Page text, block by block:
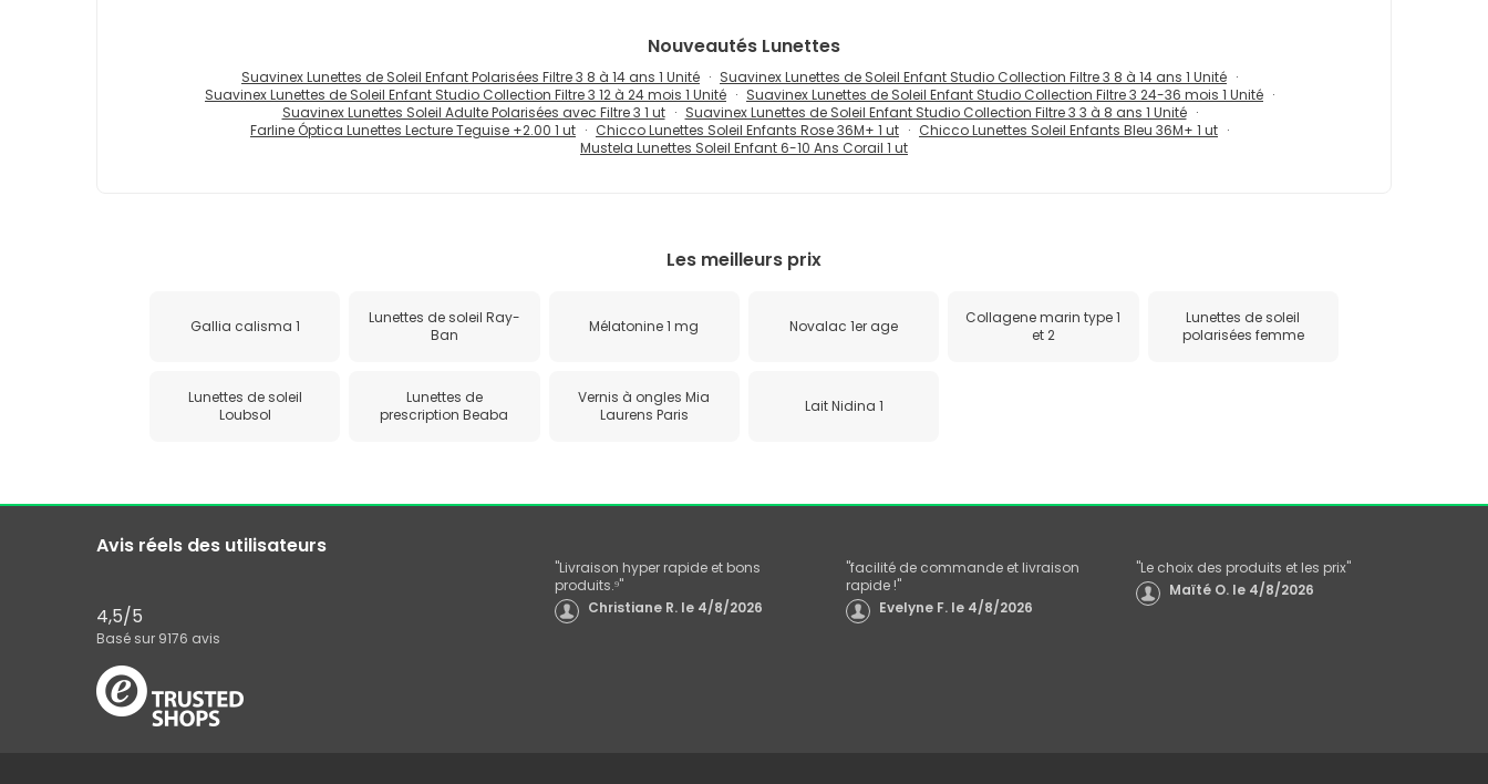
Nouveautés Lunettes
Suavinex Lunettes de Soleil Enfant Polarisées Filtre 3 8 à 14 ans 1 Unité
Suavinex Lunettes de Soleil Enfant Studio Collection Filtre 3 8 à 14 ans 1 Unité
Suavinex Lunettes de Soleil Enfant Studio Collection Filtre 3 12 à 24 mois 1 Unité
Suavinex Lunettes de Soleil Enfant Studio Collection Filtre 3 24-36 mois 1 Unité
Suavinex Lunettes Soleil Adulte Polarisées avec Filtre 3 1 ut
Suavinex Lunettes de Soleil Enfant Studio Collection Filtre 3 3 à 8 ans 1 Unité
Farline Óptica Lunettes Lecture Teguise +2.00 1 ut
Chicco Lunettes Soleil Enfants Rose 36M+ 1 ut
Chicco Lunettes Soleil Enfants Bleu 36M+ 1 ut
Mustela Lunettes Soleil Enfant 6-10 Ans Corail 1 ut
Les meilleurs prix
Gallia calisma 1
Lunettes de soleil Ray-
Ban
Mélatonine 1 mg Novalac 1er age
Collagene marin type 1
et 2
Lunettes de soleil
polarisées femme
Lunettes de soleil
Loubsol
Lunettes de
prescription Beaba
Vernis à ongles Mia
Laurens Paris
Lait Nidina 1
Avis réels des utilisateurs
4,5/5
Basé sur 9176 avis
"Livraison hyper rapide et bons
produits.⁹"
Christiane R. le 4/8/2026
"facilité de commande et livraison
rapide !"
Evelyne F. le 4/8/2026
"Le choix des produits et les prix"
Maïté O. le 4/8/2026